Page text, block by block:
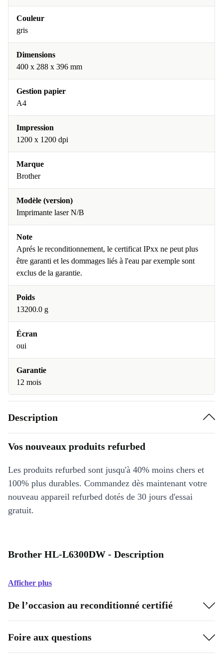
Couleur
gris
Dimensions
400 x 288 x 396 mm
Gestion papier
A4
Impression
1200 x 1200 dpi
Marque
Brother
Modèle (version)
Imprimante laser N/B
Note
Aprés le reconditionnement, le certificat IPxx ne peut plus
être garanti et les dommages liés à l'eau par exemple sont
exclus de la garantie.
Poids
13200.0 g
Écran
oui
Garantie
12 mois
Description
Vos nouveaux produits refurbed
Les produits refurbed sont jusqu'à 40% moins chers et
100% plus durables. Commandez dès maintenant votre
nouveau appareil refurbed dotés de 30 jours d'essai
gratuit.
Brother HL-L6300DW - Description
Afficher plus
De l’occasion au reconditionné certifié
Foire aux questions